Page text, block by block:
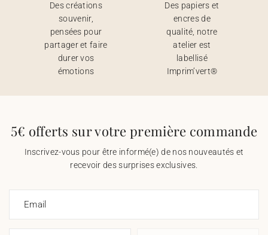
Des créations
souvenir,
pensées pour
partager et faire
durer vos
émotions
Des papiers et
encres de
qualité, notre
atelier est
labellisé
Imprim’vert®
5€ offerts sur votre première commande
Inscrivez-vous pour être informé(e) de nos nouveautés et
recevoir des surprises exclusives.
Email